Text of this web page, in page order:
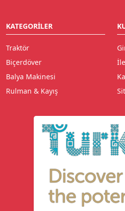
KATEGORILER
Traktör
Biçerdöver
Balya Makinesi
Rulman & Kayış